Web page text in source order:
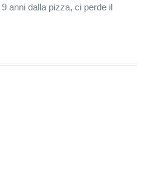
anni dalla pizza, ci perde il